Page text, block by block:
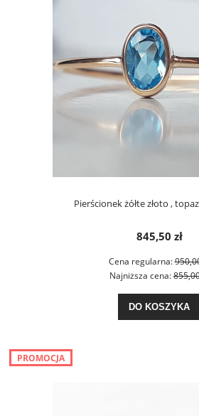
Pierścionek żółte złoto ,
845,50 zł
Cena regularna:
Najniższa cena:
DO KOSZYKA
PROMOCJA